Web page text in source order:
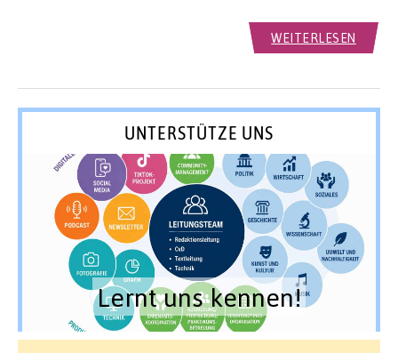
WEITERLESEN
UNTERSTÜTZE UNS
Lernt uns kennen!